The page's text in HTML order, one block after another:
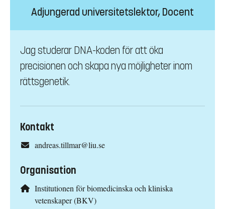
Adjungerad universitetslektor, Docent
Jag studerar DNA-koden för att öka
precisionen och skapa nya möjligheter inom
rättsgenetik.
Kontakt
andreas.tillmar@liu.se
Organisation
Institutionen för biomedicinska och kliniska
vetenskaper (BKV)